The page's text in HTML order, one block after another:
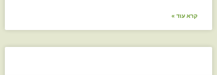
קרא עוד »